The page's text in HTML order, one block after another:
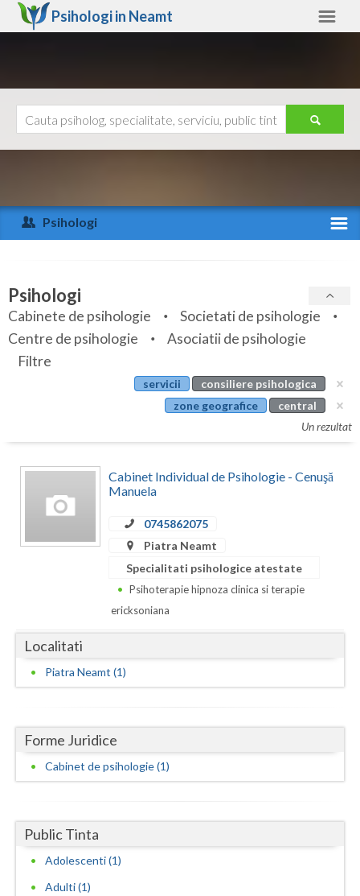
Psihologi in Neamt
Arad
Arges
Bihor
Bistrita-Nasaud
Botosani
Bucuresti
Buzau
Covasna
Dambovita
Dolj
Galati
Gorj
Harghita
Hunedoara
Ajutor
Psihologi
Specialitati
Servicii
Articole
Psihologi
Cabinete de psihologie
Societati de psihologie
Centre de psihologie
Asociatii de psihologie
Filtre
servicii
consiliere psihologica
zone geografice
central
Un rezultat
Cabinet Individual de Psihologie - Cenuşă
Manuela
0745862075
Piatra Neamt
Specialitati psihologice atestate
Psihoterapie hipnoza clinica si terapie
ericksoniana
Localitati
Piatra Neamt (1)
Forme Juridice
Cabinet de psihologie (1)
Public Tinta
Adolescenti (1)
Adulti (1)